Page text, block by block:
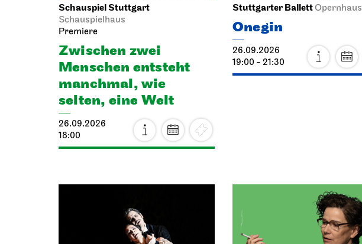
Schauspiel Stuttgart
Schauspielhaus
Premiere
Zwischen zwei
Menschen ent­steht
manch­mal, wie
selten, eine Welt
26.09.2026
18:00
Stuttgarter BallettOpernhaus
Onegin
26.09.2026
19:00 - 21:30